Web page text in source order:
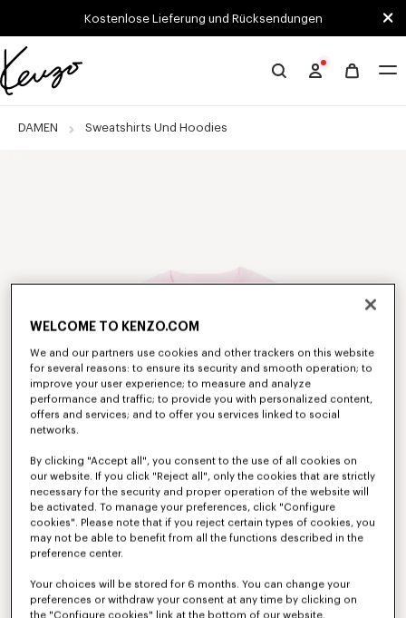
Skip to main content
Skip to footer contentKostenlose Lieferung und Rücksendungen
Offizielle
Website
DAMEN Sweatshirts Und Hoodies
WELCOME TO KENZO.COM
We and our partners use cookies and other trackers on this website
for several reasons: to ensure its security and smooth operation; to
improve your user experience; to measure and analyze
performance and traffic; to provide you with personalized content,
offers and services; and to offer you services linked to social
networks.
By clicking "Accept all", you consent to the use of all cookies on
our website. If you click "Reject all", only the cookies that are strictly
necessary for the security and proper operation of the website will
be activated. To manage your preferences, click "Configure
cookies". Please note that if you reject certain types of cookies, you
may not be able to benefit from all the functions described in the
preference center.
Your choices will be stored for 6 months. You can change your
preferences or withdraw your consent at any time by clicking on
the "Configure cookies" link at the bottom of our website.